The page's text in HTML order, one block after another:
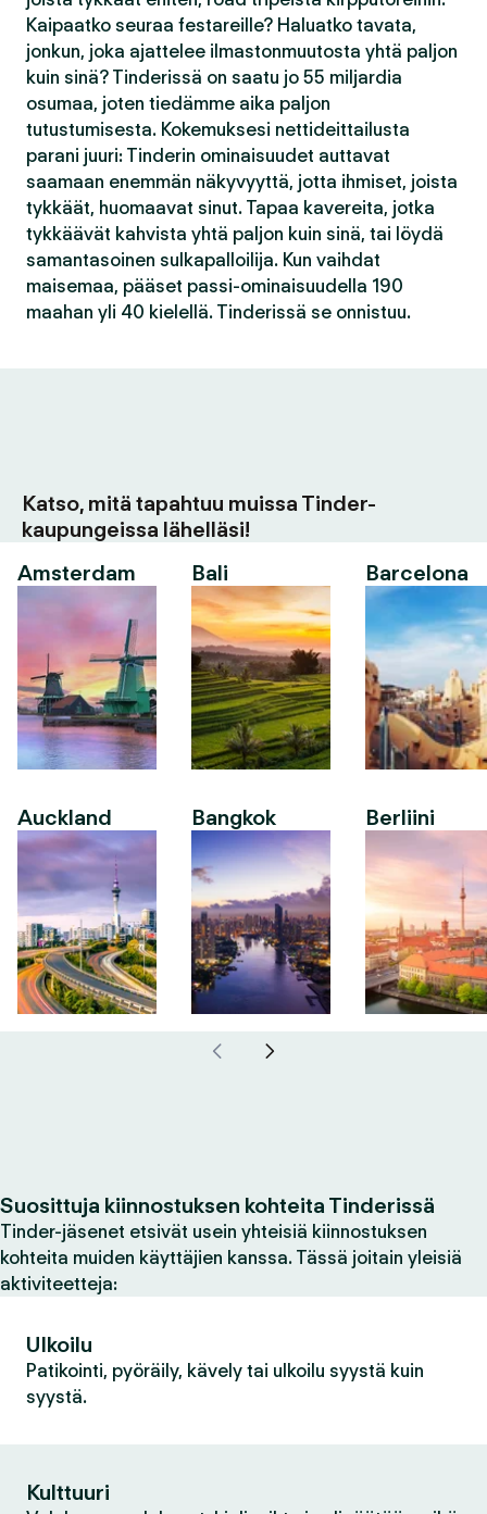
Kaipaatko seuraa festareille? Haluatko tavata,
jonkun, joka ajattelee ilmastonmuutosta yhtä paljon
kuin sinä? Tinderissä on saatu jo 55 miljardia
osumaa, joten tiedämme aika paljon
tutustumisesta. Kokemuksesi nettideittailusta
parani juuri: Tinderin ominaisuudet auttavat
saamaan enemmän näkyvyyttä, jotta ihmiset, joista
tykkäät, huomaavat sinut. Tapaa kavereita, jotka
tykkäävät kahvista yhtä paljon kuin sinä, tai löydä
samantasoinen sulkapalloilija. Kun vaihdat
maisemaa, pääset passi-ominaisuudella 190
maahan yli 40 kielellä. Tinderissä se onnistuu.
Katso, mitä tapahtuu muissa Tinder-
kaupungeissa lähelläsi!
Amsterdam
Auckland
Bali
Bangkok
Barcelona
Berliini
Suosittuja kiinnostuksen kohteita Tinderissä
Tinder-jäsenet etsivät usein yhteisiä kiinnostuksen
kohteita muiden käyttäjien kanssa. Tässä joitain yleisiä
aktiviteetteja:
Ulkoilu
Patikointi, pyöräily, kävely tai ulkoilu syystä kuin
syystä.
Kulttuuri